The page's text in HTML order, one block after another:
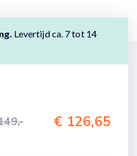
Levertijd ca. 7 tot 14
€ 126,65